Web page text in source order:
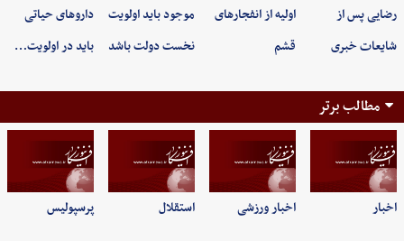
رضایی پس از
شایعات خبری
اولیه از انفجارهای
قشم
موجود باید اولویت
نخست دولت باشد
داروهای حیاتی
باید در اولویت…
مطالب برتر
اخبار اخبار ورزشی استقلال پرسپولیس